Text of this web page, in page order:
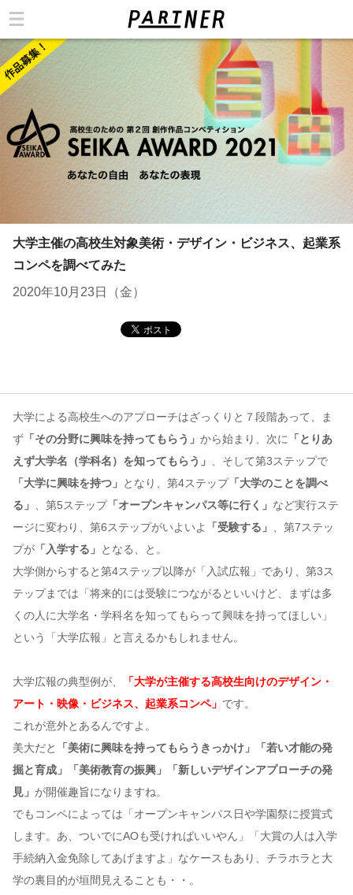
大学主催の高校生対象美術・デザイン・ビジネス、起業系
コンペを調べてみた
2020年10月23日（金）
大学による高校生へのアプローチはざっくりと７段階あって、ま
ず 「その分野に興味を持ってもらう」 から始まり、次に
「とりあ
えず大学名（学科名）を知ってもらう」
、そして第3ステップで
「大学に興味を持つ」 となり、第4ステップ「大学のことを調べ
る」
、第5ステップ「オープンキャンパス等に行く」 など実行ステ
ージに変わり、第6ステップがいよいよ
「受験する」
、第7ステッ
プが 「入学する」 となる、と。
大学側からすると第4ステップ以降が「入試広報」であり、第3ス
テップまでは「将来的には受験につながるといいけど、まずは多
くの人に大学名・学科名を知ってもらって興味を持ってほしい」
という「大学広報」と言えるかもしれません。
大学広報の典型例が、
「大学が主催する高校生向けのデザイン・
アート・映像・ビジネス、起業系コンペ」 です。
これが意外とあるんですよ。
美大だと
「美術に興味を持ってもらうきっかけ」「若い才能の発
掘と育成」「美術教育の振興」「新しいデザインアプローチの発
見」 が開催趣旨になりますね。
でもコンペによっては「オープンキャンパス日や学園祭に授賞式
します。あ、ついでにAOも受ければいいやん」「大賞の人は入学
手続納入金免除してあげますよ」なケースもあり、チラホラと大
学の裏目的が垣間見えることも・・。
カテゴリ
このサイトについて
運営会社
お問い合わせ